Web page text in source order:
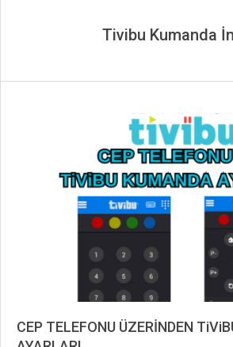
Tivibu Kumanda
CEP TELEFONU ÜZERİNDEN